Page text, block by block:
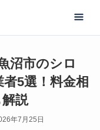
沼市のシロ
5選！料金相
説
年7月25日